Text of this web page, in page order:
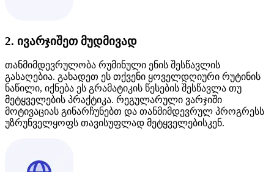
2. ივარჯიშეთ მუდმივად
თანმიმდევრულობა რუმინული ენის შესწავლის
გასაღებია. გახადეთ ეს თქვენი ყოველდღიური რუტინის
ნაწილი, იქნება ეს გრამატიკის წესების შესწავლა თუ
მეტყველების პრაქტიკა. რეგულარული ვარჯიში
მოტივაციას გინარჩუნებთ და თანმიმდევრულ პროგრესს
უზრუნველყოფს თავისუფლად მეტყველებისკენ.